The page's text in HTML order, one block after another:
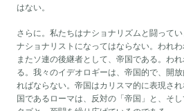
はない。
さらに。私たちはナショナリズムと闘って
ナショナリストになってはならない。われわ
またソ連の後継者として、帝国である。わ
る。我々のイデオロギーは、帝国的で、開
ればならない。帝国はカリスマ的に表現さ
国であるローマは、反対の「帝国」と、そ